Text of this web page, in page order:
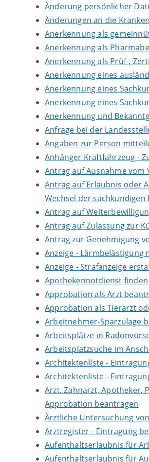
Änderung persönlicher
Änderungen an die
Anerkennung als
Anerkennung als
Anerkennung als Prüf-,
Anerkennung eines
Anerkennung eines
Anerkennung eines
Anerkennung und
Anfrage bei der
Angaben zur Person
Anhänger Kraftfahrzeug -
Antrag auf Ausnahme
Antrag auf Erlaubnis oder
Wechsel der sachkundigen
Antrag auf
Antrag auf Zulassung zur
Antrag zur Genehmigung
Anzeige - Lärmbelästigung
Anzeige - Strafanzeige
Apothekennotdienst finden
Approbation als Arzt
Approbation als Tierarzt
Arbeitnehmer-Sparzulage
Arbeitsplätze in
Arbeitsplatzsuche im
Architektenliste -
Architektenliste -
Arzt, Zahnarzt, Apotheker,
Approbation beantragen
Ärztliche Untersuchung
Arztregister - Eintragung
Aufenthaltserlaubnis für
Aufenthaltserlaubnis für